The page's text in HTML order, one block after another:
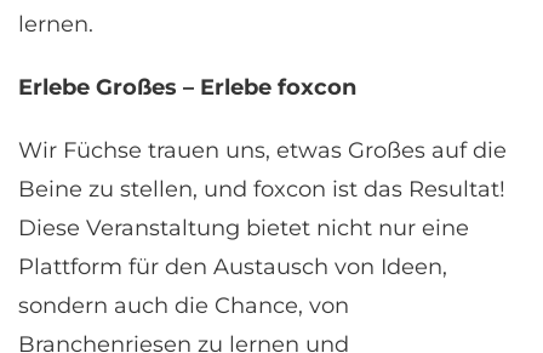
lernen.
Erlebe Großes – Erlebe foxcon
Wir Füchse trauen uns, etwas Großes auf die
Beine zu stellen, und foxcon ist das Resultat!
Diese Veranstaltung bietet nicht nur eine
Plattform für den Austausch von Ideen,
sondern auch die Chance, von
Branchenriesen zu lernen und